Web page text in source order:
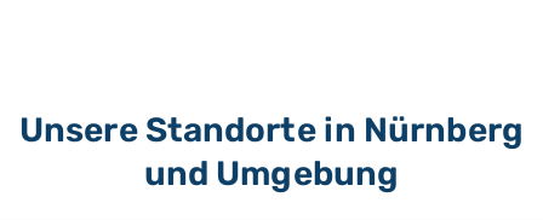
Unsere Standorte in Nürnberg
und Umgebung